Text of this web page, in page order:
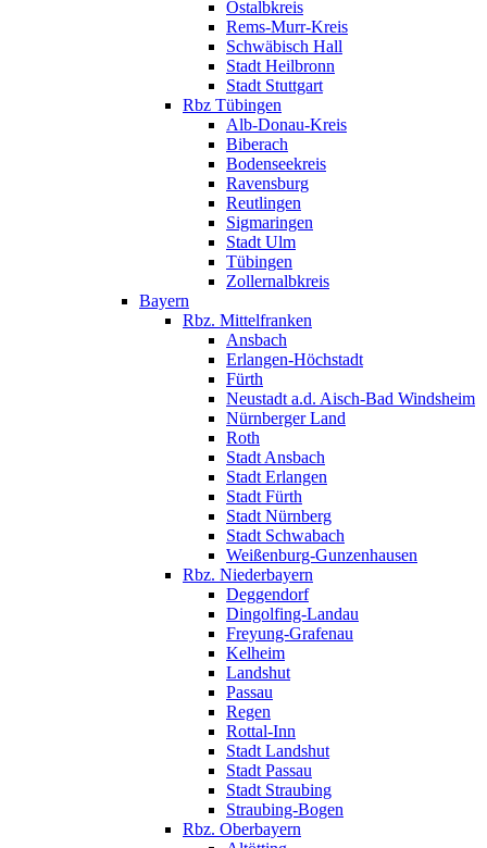
Ostalbkreis
Rems-Murr-Kreis
Schwäbisch Hall
Stadt Heilbronn
Stadt Stuttgart
Rbz Tübingen
Alb-Donau-Kreis
Biberach
Bodenseekreis
Ravensburg
Reutlingen
Sigmaringen
Stadt Ulm
Tübingen
Zollernalbkreis
Bayern
Rbz. Mittelfranken
Ansbach
Erlangen-Höchstadt
Fürth
Neustadt a.d. Aisch-Bad Windsheim
Nürnberger Land
Roth
Stadt Ansbach
Stadt Erlangen
Stadt Fürth
Stadt Nürnberg
Stadt Schwabach
Weißenburg-Gunzenhausen
Rbz. Niederbayern
Deggendorf
Dingolfing-Landau
Freyung-Grafenau
Kelheim
Landshut
Passau
Regen
Rottal-Inn
Stadt Landshut
Stadt Passau
Stadt Straubing
Straubing-Bogen
Rbz. Oberbayern